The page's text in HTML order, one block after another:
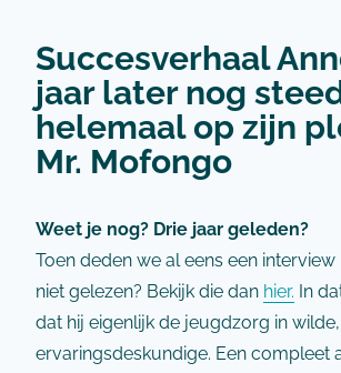
Succesverhaal
jaar later nog
helemaal op zijn
Mr. Mofongo
Weet je nog? Drie jaar geleden?
Toen deden we al eens een
niet gelezen? Bekijk die dan hier. In
dat hij eigenlijk de jeugdzorg in
ervaringsdeskundige. Een compleet